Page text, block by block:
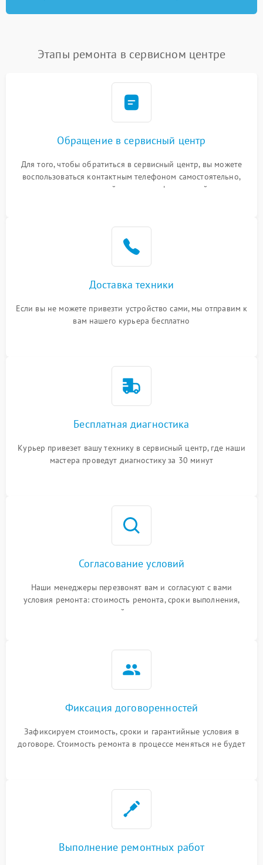
Этапы ремонта в сервисном центре
Обращение в сервисный центр
Для того, чтобы обратиться в сервисный центр, вы можете
воспользоваться контактным телефоном самостоятельно,
или оставить свой номер телефона на сайте
Доставка техники
Если вы не можете привезти устройство сами, мы отправим к
вам нашего курьера бесплатно
Бесплатная диагностика
Курьер привезет вашу технику в сервисный центр, где наши
мастера проведут диагностику за 30 минут
Согласование условий
Наши менеджеры перезвонят вам и согласуют с вами
условия ремонта: стоимость ремонта, сроки выполнения,
гарантийные условия
Фиксация договоренностей
Зафиксируем стоимость, сроки и гарантийные условия в
договоре. Стоимость ремонта в процессе меняться не будет
Выполнение ремонтных работ